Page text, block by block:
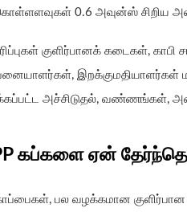
0.6 அவுன்ஸ்
குளிர்பானக் கடைகள்,
இறக்குமதியாளர்கள்
அச்சிடுதல், வண்ணங்கள்,
கப்களை ஏன்
பல வழக்கமான குளிர்பான